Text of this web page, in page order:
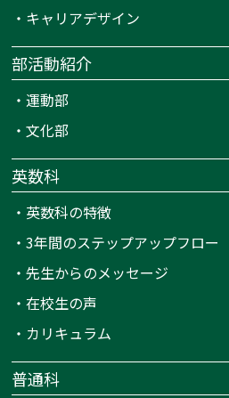
・ キャリアデザイン
部活動紹介
・運動部
・文化部
英数科
・ 英数科の特徴
・3年間のステップアップフロー
・先生からのメッセージ
・在校生の声
・ カリキュラム
普通科